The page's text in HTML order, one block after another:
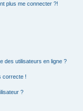
plus me connecter ?!
des utilisateurs en ligne ?
correcte !
?